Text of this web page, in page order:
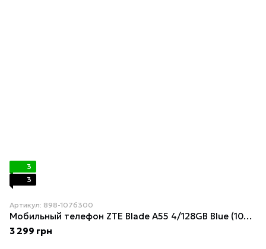
3
3
Артикул: 898-1076300
Мобильный телефон ZTE Blade A55 4/128GB Blue (1076300)
3 299 грн